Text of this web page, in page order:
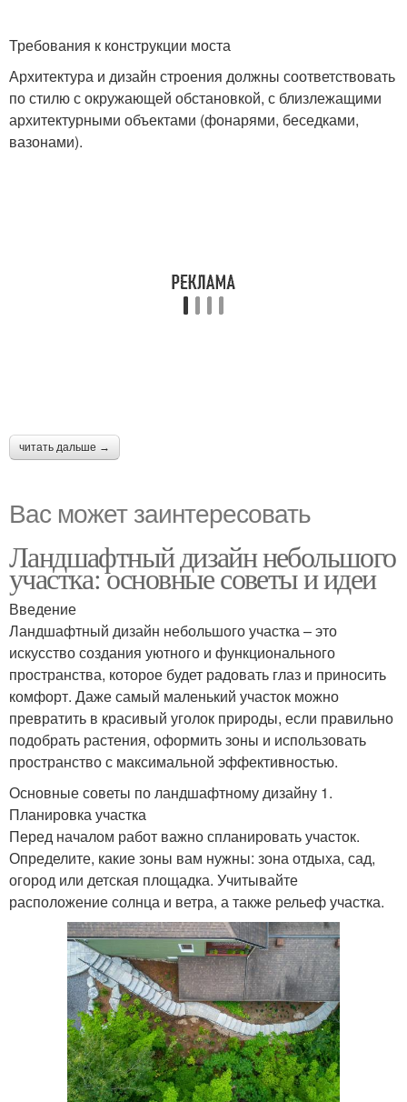
Требования к конструкции моста
Архитектура и дизайн строения должны соответствовать
по стилю с окружающей обстановкой, с близлежащими
архитектурными объектами (фонарями, беседками,
вазонами).
читать дальше →
Вас может заинтересовать
Ландшафтный дизайн небольшого
участка: основные советы и идеи
Введение
Ландшафтный дизайн небольшого участка – это
искусство создания уютного и функционального
пространства, которое будет радовать глаз и приносить
комфорт. Даже самый маленький участок можно
превратить в красивый уголок природы, если правильно
подобрать растения, оформить зоны и использовать
пространство с максимальной эффективностью.
Основные советы по ландшафтному дизайну 1.
Планировка участка
Перед началом работ важно спланировать участок.
Определите, какие зоны вам нужны: зона отдыха, сад,
огород или детская площадка. Учитывайте
расположение солнца и ветра, а также рельеф участка.